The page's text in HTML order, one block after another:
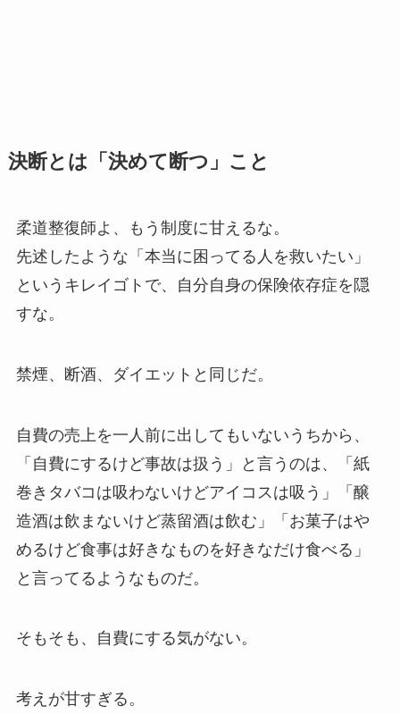
決断とは「決めて断つ」こと
柔道整復師よ、もう制度に甘えるな。
先述したような「本当に困ってる人を救いたい」
というキレイゴトで、自分自身の保険依存症を隠
すな。
禁煙、断酒、ダイエットと同じだ。
自費の売上を一人前に出してもいないうちから、
「自費にするけど事故は扱う」と言うのは、「紙
巻きタバコは吸わないけどアイコスは吸う」「醸
造酒は飲まないけど蒸留酒は飲む」「お菓子はや
めるけど食事は好きなものを好きなだけ食べる」
と言ってるようなものだ。
そもそも、自費にする気がない。
考えが甘すぎる。